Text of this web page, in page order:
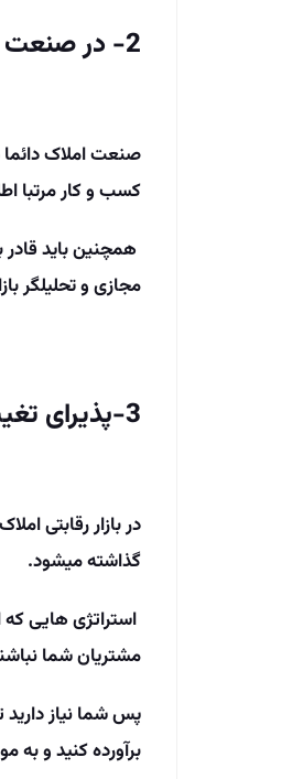
2- در صنعت املاک به ­روز بمانید
صنعت املاک
کسب ­و کار مرتبا
همچنین باید قادر
مجازی و تحلیل­گر
3-پذیرای تغییر باشید
در بازار رقابتی
گذاشته می­شود.
استراتژی ­هایی
مشتریان شما
پس شما نیاز دارید
برآورده کنید و به